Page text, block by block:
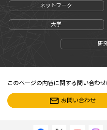
ネットワーク
大学
研
このページの内容に関する問い合わ
お問い合わせ